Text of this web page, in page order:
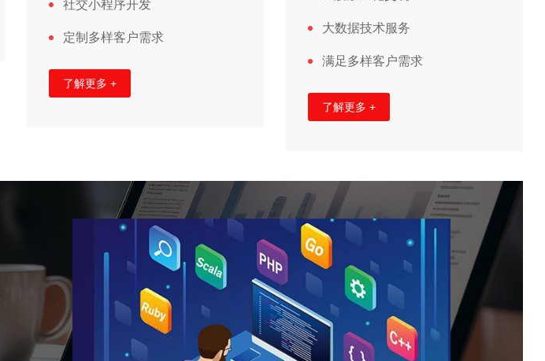
社交小程序开发
定制多样客户需求
了解更多 +
大数据技术服务
满足多样客户需求
了解更多 +